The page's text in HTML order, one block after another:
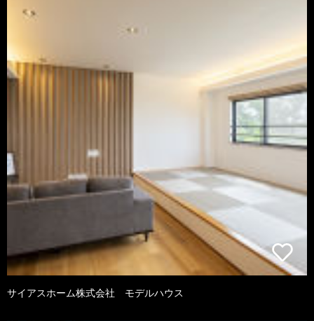
サイアスホーム株式会社 モデルハウス